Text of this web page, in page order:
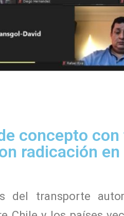
concepto
radicación
del transporte